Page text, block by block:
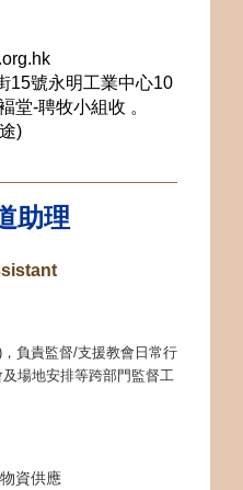
15號永明工業中心10
堂-聘牧小組收 。
)
助理
負責監督/支援教會日常行
場地安排等跨部門監督工
資供應